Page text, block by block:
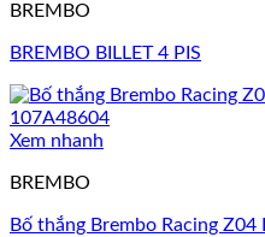
BREMBO
BREMBO BILLET 4 PIS
Xem nhanh
BREMBO
Bố thắng Brembo Racing